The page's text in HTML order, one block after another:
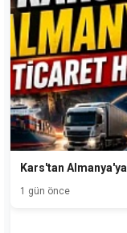
Kars'tan
1 gün önce